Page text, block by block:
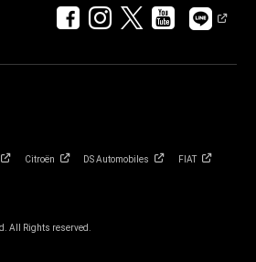
Citroën DSAutomobiles FIAT
All Rights reserved.